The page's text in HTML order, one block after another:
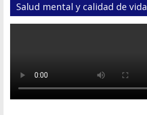
Salud mental y calidad de vida